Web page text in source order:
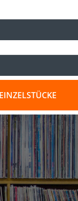
EINZELSTÜCKE